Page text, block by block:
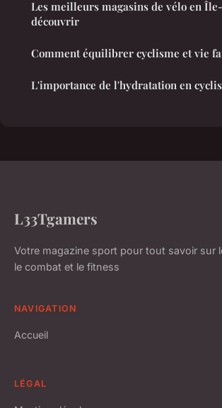
Les meilleurs magasins de vélo en
découvrir
Comment équilibrer cyclisme et vie
L'importance de l'hydratation en
L33Tgamers
Votre magazine sport pour tout savoir sur
le combat et le fitness
NAVIGATION
Accueil
LÉGAL